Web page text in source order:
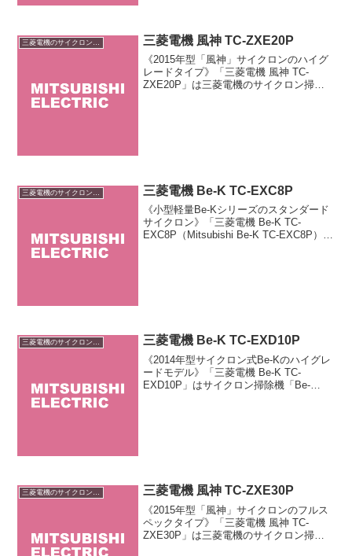
三菱電機 風神 TC-ZXE20P
《2015年型「風神」サイクロンのハイグ
レードタイプ》「三菱電機 風神 TC-
ZXE20P」は三菱電機のサイクロン掃除
三菱電機 Be-K TC-EXC8P
《小型軽量Be-Kシリーズのスタンダード
サイクロン》「三菱電機 Be-K TC-
EXC8P（Mitsubishi Be-K TC-EXC8P）」
三菱電機のサイクロン掃除機 三菱電機 Be-K TC-EXD10P
《2014年型サイクロン式Be-Kのハイグレ
ードモデル》「三菱電機 Be-K TC-
EXD10P」はサイクロン掃除機「Be-
三菱電機のサイクロン掃除機 三菱電機 風神 TC-ZXE30P
《2015年型「風神」サイクロンのフルス
ペックタイプ》「三菱電機 風神 TC-
ZXE30P」は三菱電機のサイクロン掃除